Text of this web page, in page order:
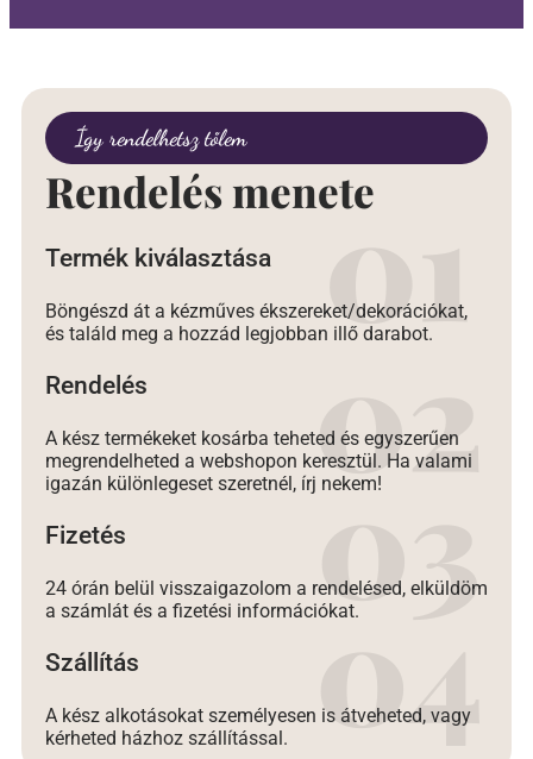
Így rendelhetsz tőlem
Rendelés menete
Termék kiválasztása
Böngészd át a kézműves ékszereket/dekorációkat,
és találd meg a hozzád legjobban illő darabot.
Rendelés
A kész termékeket kosárba teheted és egyszerűen
megrendelheted a webshopon keresztül. Ha valami
igazán különlegeset szeretnél, írj nekem!
Fizetés
24 órán belül visszaigazolom a rendelésed, elküldöm
a számlát és a fizetési információkat.
Szállítás
A kész alkotásokat személyesen is átveheted, vagy
kérheted házhoz szállítással.